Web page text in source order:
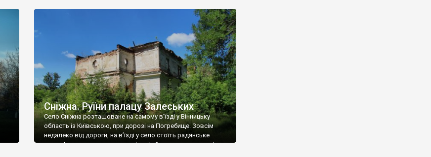
старовинний цвинтар із кам’яними хрестами. Всі епітафії, які
збереглися, написані кирилицею, церковнослов’янською
мовою. За всіма традиційними ознаками – цвинтар
український. Хрести датуються 19 століттям. У 1924-1940
роках Болган […]
Сніжна. Руїни палацу Залеських
Село Сніжна розташоване на самому в’їзді у Вінницьку
область із Київською, при дорозі на Погребище. Зовсім
недалеко від дороги, на в’їзді у село стоїть радянське
рельєфне пано, яке показує жінку і яблуню, а трохи далі,